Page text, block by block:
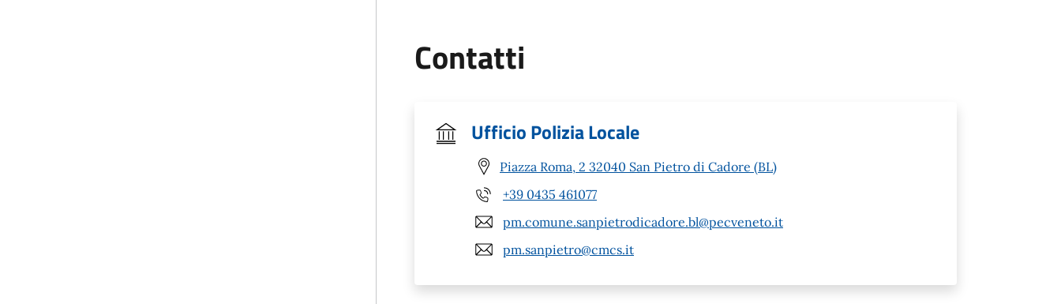
Contatti
Ufficio Polizia Locale
Piazza Roma, 2 32040 San Pietro di Cadore (BL)
+39 0435 461077
pm.comune.sanpietrodicadore.bl@pecveneto.it
pm.sanpietro@cmcs.it